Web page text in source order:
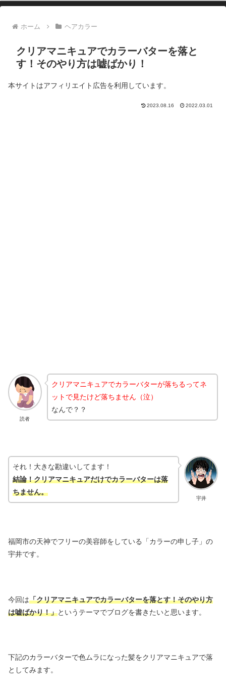
ホーム ヘアカラー
クリアマニキュアでカラーバターを落と
す！そのやり方は嘘ばかり！
本サイトはアフィリエイト広告を利用しています。
2023.08.16 2022.03.01
読者
クリアマニキュアでカラーバターが落ちるってネ
ットで見たけど落ちません（泣）
なんで？？
宇井
それ！大きな勘違いしてます！
結論！クリアマニキュアだけでカラーバターは落
ちません。
福岡市の天神でフリーの美容師をしている「カラーの申し子」の
宇井です。
今回は「クリアマニキュアでカラーバターを落とす！そのやり方
は嘘ばかり！」というテーマでブログを書きたいと思います。
下記のカラーバターで色ムラになった髪をクリアマニキュアで落
としてみます。